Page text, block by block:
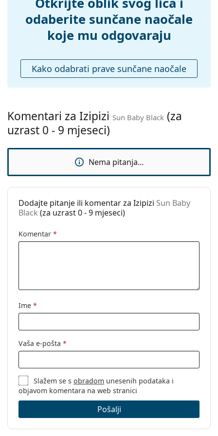
Dodaci
Ne
čišćenje:
Ne
Ostalo
Dob:
0 - 9 mjeseci
Kategorija:
Sunčane naočale
Marka:
Izipizi
Moda
recept:
Da
odaberite sunčane naočale
koje mu odgovaraju
Kako odabrati prave sunčane naočale
Komentari za Izipizi Sun Baby Black (za
uzrast 0 - 9 mjeseci)
Nema pitanja...
Dodajte pitanje ili komentar za Izipizi Sun Baby
Black (za uzrast 0 - 9 mjeseci)
Komentar *
Ime *
Vaša e-pošta *
Slažem se sobradom unesenih podataka i
objavom komentara na web stranici
Pošalji